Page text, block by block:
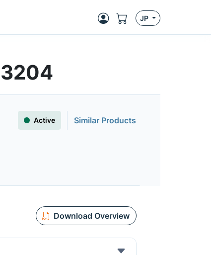
JP
Active
Similar Products
Download Overview